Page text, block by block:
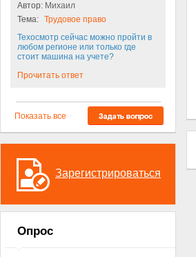
Автор: Михаил
Тема: Трудовое право
Техосмотр сейчас можно пройти в
любом регионе или только где
стоит машина на учете?
Прочитать ответ
Показать все
Зарегистрироваться
Опрос